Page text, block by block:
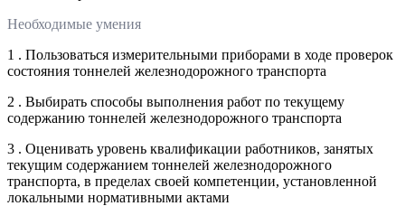
Необходимые умения
1 . Пользоваться измерительными приборами в ходе проверок
состояния тоннелей железнодорожного транспорта
2 . Выбирать способы выполнения работ по текущему
содержанию тоннелей железнодорожного транспорта
3 . Оценивать уровень квалификации работников, занятых
текущим содержанием тоннелей железнодорожного
транспорта, в пределах своей компетенции, установленной
локальными нормативными актами